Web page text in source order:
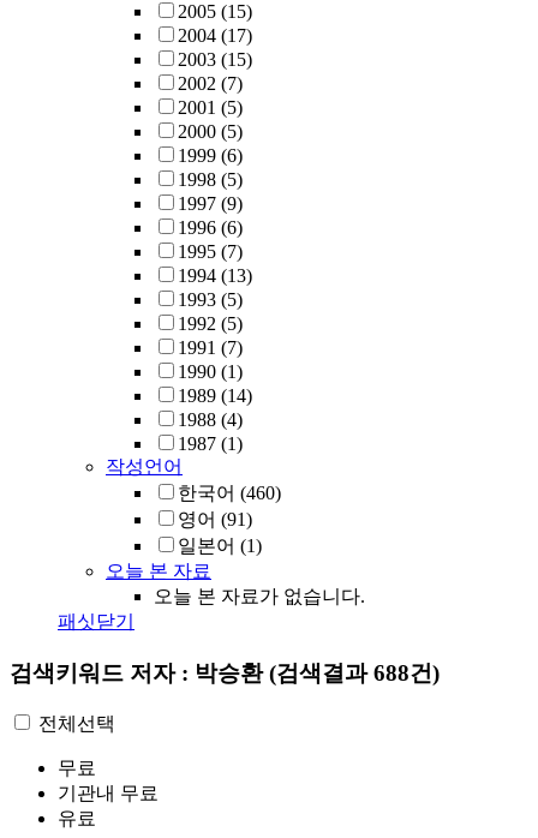
2005 (15)
2004 (17)
2003 (15)
2002 (7)
2001 (5)
2000 (5)
1999 (6)
1998 (5)
1997 (9)
1996 (6)
1995 (7)
1994 (13)
1993 (5)
1992 (5)
1991 (7)
1990 (1)
1989 (14)
1988 (4)
1987 (1)
작성언어
한국어 (460)
영어 (91)
일본어 (1)
오늘 본 자료
오늘 본 자료가 없습니다.
패싯닫기
검색키워드 저자 : 박승환(검색결과 688건)
전체선택
무료
기관내 무료
유료